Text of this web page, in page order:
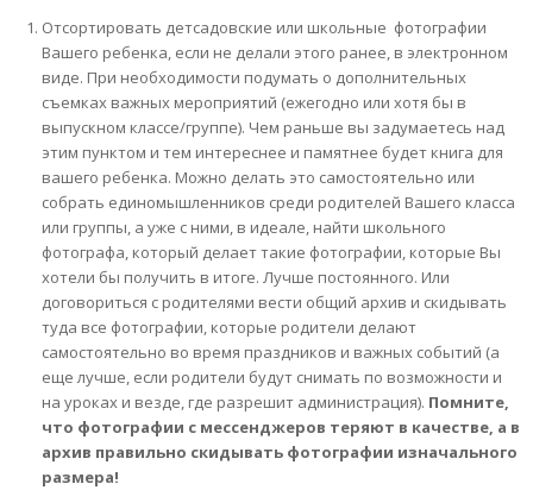
Отсортировать детсадовские или школьные фотографии
Вашего ребенка, если не делали этого ранее, в электронном
виде. При необходимости подумать о дополнительных
съемках важных мероприятий (ежегодно или хотя бы в
выпускном классе/группе). Чем раньше вы задумаетесь над
этим пунктом и тем интереснее и памятнее будет книга для
вашего ребенка. Можно делать это самостоятельно или
собрать единомышленников среди родителей Вашего класса
или группы, а уже с ними, в идеале, найти школьного
фотографа, который делает такие фотографии, которые Вы
хотели бы получить в итоге. Лучше постоянного. Или
договориться с родителями вести общий архив и скидывать
туда все фотографии, которые родители делают
самостоятельно во время праздников и важных событий (а
еще лучше, если родители будут снимать по возможности и
на уроках и везде, где разрешит администрация). Помните,
что фотографии с мессенджеров теряют в качестве, а в
архив правильно скидывать фотографии изначального
размера!